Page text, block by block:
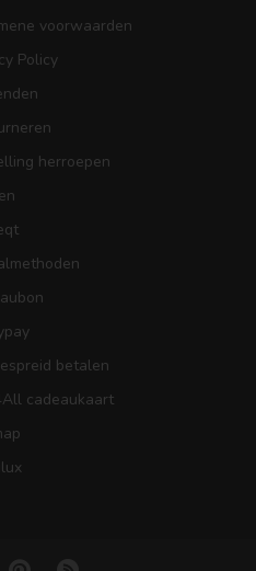
voorwaarden
Policy
herroepen
betalen
cadeaukaart